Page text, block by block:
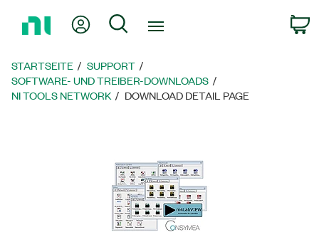
zur
Mein KontoSuche
STARTSEITE
SUPPORT
SOFTWARE- UND TREIBER-DOWNLOADS
NI TOOLS NETWORK
DOWNLOAD DETAIL PAGE